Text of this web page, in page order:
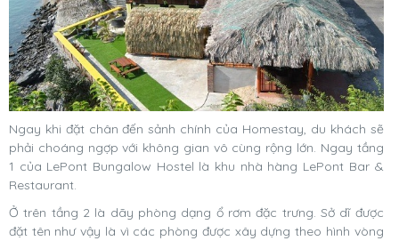
Ngay khi đặt chân đến sảnh chính của Homestay, du khách sẽ
phải choáng ngợp với không gian vô cùng rộng lớn. Ngay tầng
1 của LePont Bungalow Hostel là khu nhà hàng LePont Bar &
Restaurant.
Ở trên tầng 2 là dãy phòng dạng ổ rơm đặc trưng. Sở dĩ được
đặt tên như vậy là vì các phòng được xây dựng theo hình vòng